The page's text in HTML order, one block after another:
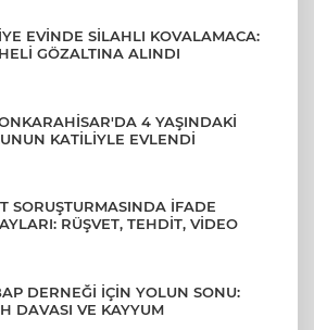
EVİNDE SİLAHLI KOVALAMACA:
GÖZALTINA ALINDI
4 YAŞINDAKİ
KATİLİYLE EVLENDİ
SORUŞTURMASINDA İFADE
RÜŞVET, TEHDİT, VİDEO
DERNEĞİ İÇİN YOLUN SONU:
DAVASI VE KAYYUM